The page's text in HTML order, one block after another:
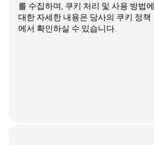
를 수집하며, 쿠키 처리 및 사용 방법에
대한 자세한 내용은 당사의 쿠키 정책
에서 확인하실 수 있습니다.